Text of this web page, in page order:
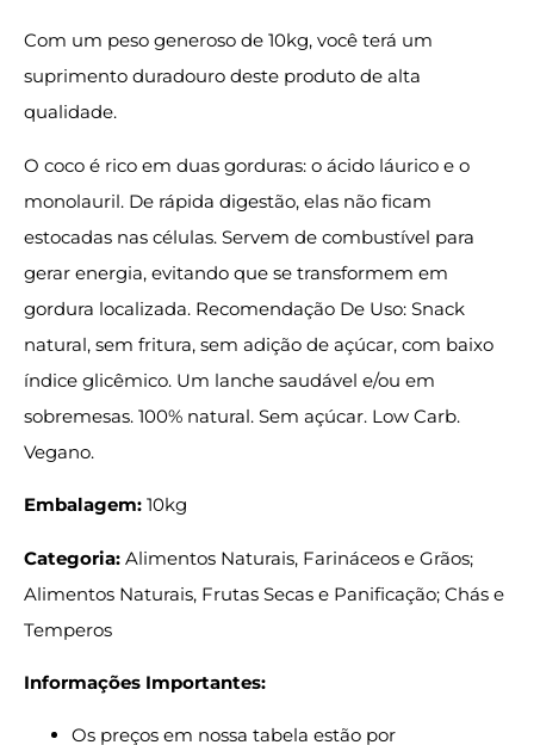
Com um peso generoso de 10kg, você terá um
suprimento duradouro deste produto de alta
qualidade.
O coco é rico em duas gorduras: o ácido láurico e o
monolauril. De rápida digestão, elas não ficam
estocadas nas células. Servem de combustível para
gerar energia, evitando que se transformem em
gordura localizada. Recomendação De Uso: Snack
natural, sem fritura, sem adição de açúcar, com baixo
índice glicêmico. Um lanche saudável e/ou em
sobremesas. 100% natural. Sem açúcar. Low Carb.
Vegano.
Embalagem: 10kg
Categoria: Alimentos Naturais, Farináceos e Grãos;
Alimentos Naturais, Frutas Secas e Panificação; Chás e
Temperos
Informações Importantes:
Os preços em nossa tabela estão por